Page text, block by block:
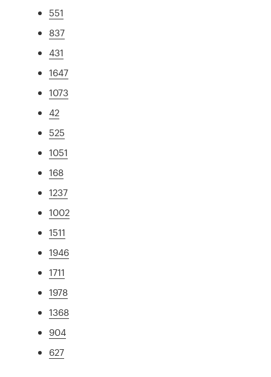
551
837
431
1647
1073
42
525
1051
168
1237
1002
1511
1946
1711
1978
1368
904
627